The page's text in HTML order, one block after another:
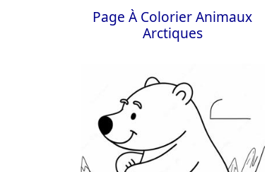
Page À Colorier Animaux
Arctiques